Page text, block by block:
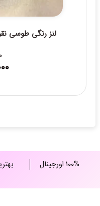
لنز رنگی طوسی
100% اورجینال